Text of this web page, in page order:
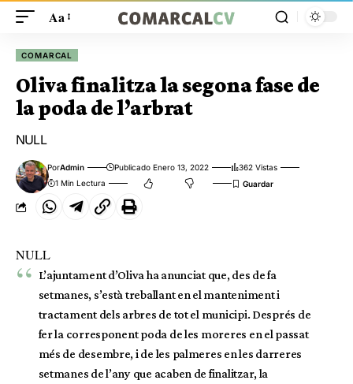
Aa
COMARCAL
Oliva finalitza la segona fase de
la poda de l’arbrat
NULL
PorAdmin Publicado Enero 13, 2022
362 Vistas
1 Min Lectura
NULL
L’ajuntament d’Oliva ha anunciat que, des de fa
setmanes, s’està treballant en el manteniment i
tractament dels arbres de tot el municipi. Després de
fer la corresponent poda de les moreres en el passat
més de desembre, i de les palmeres en les darreres
setmanes de l’any que acaben de finalitzar, la